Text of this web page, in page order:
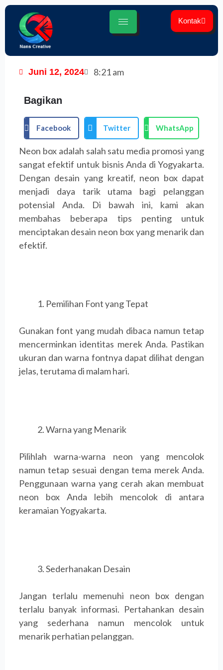
Lewati
konten
Kontak
Juni 12, 2024 8:21 am
Bagikan
Facebook Twitter WhatsApp
Neon box adalah salah satu media promosi yang
sangat efektif untuk bisnis Anda di Yogyakarta.
Dengan desain yang kreatif, neon box dapat
menjadi daya tarik utama bagi pelanggan
potensial Anda. Di bawah ini, kami akan
membahas beberapa tips penting untuk
menciptakan desain neon box yang menarik dan
efektif.
Pemilihan Font yang Tepat
Gunakan font yang mudah dibaca namun tetap
mencerminkan identitas merek Anda. Pastikan
ukuran dan warna fontnya dapat dilihat dengan
jelas, terutama di malam hari.
Warna yang Menarik
Pilihlah warna-warna neon yang mencolok
namun tetap sesuai dengan tema merek Anda.
Penggunaan warna yang cerah akan membuat
neon box Anda lebih mencolok di antara
keramaian Yogyakarta.
Sederhanakan Desain
Jangan terlalu memenuhi neon box dengan
terlalu banyak informasi. Pertahankan desain
yang sederhana namun mencolok untuk
menarik perhatian pelanggan.